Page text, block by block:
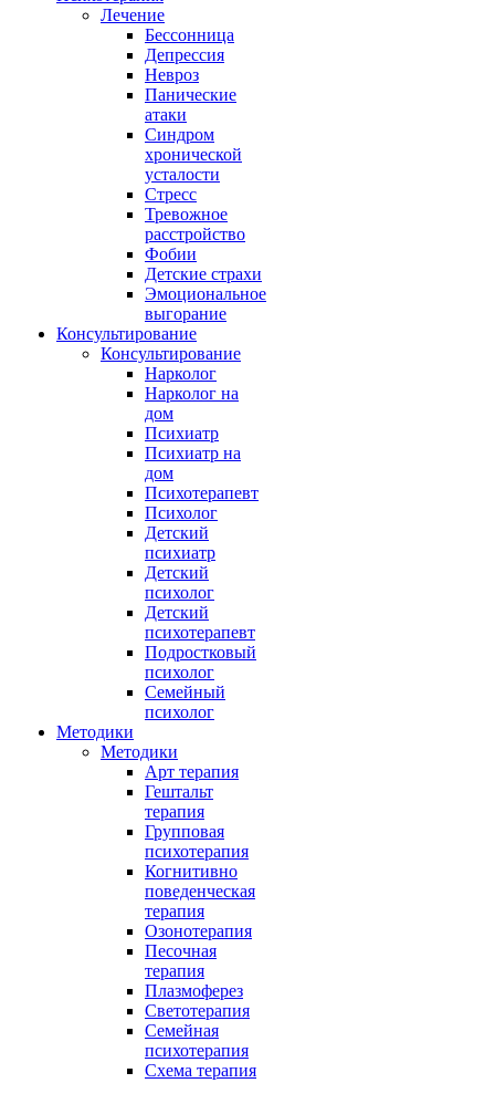
Лечение
Бессонница
Депрессия
Невроз
Панические
атаки
Синдром
хронической
усталости
Стресс
Тревожное
расстройство
Фобии
Детские страхи
Эмоциональное
выгорание
Консультирование
Консультирование
Нарколог
Нарколог на
дом
Психиатр
Психиатр на
дом
Психотерапевт
Психолог
Детский
психиатр
Детский
психолог
Детский
психотерапевт
Подростковый
психолог
Семейный
психолог
Методики
Методики
Арт терапия
Гештальт
терапия
Групповая
психотерапия
Когнитивно
поведенческая
терапия
Озонотерапия
Песочная
терапия
Плазмоферез
Светотерапия
Семейная
психотерапия
Схема терапия